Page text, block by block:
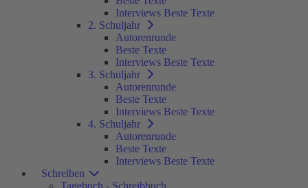
Interviews Beste Texte
2. Schuljahr
Autorenrunde
Beste Texte
Interviews Beste Texte
3. Schuljahr
Autorenrunde
Beste Texte
Interviews Beste Texte
4. Schuljahr
Autorenrunde
Beste Texte
Interviews Beste Texte
Schreiben
Tagebuch - Schreibbuch